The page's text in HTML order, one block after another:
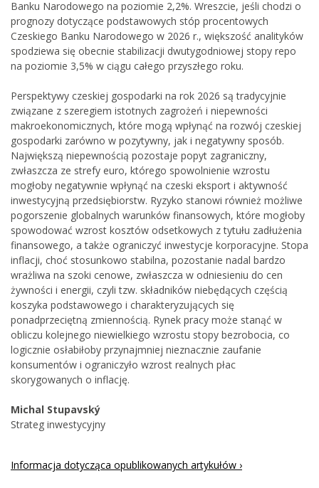
Banku Narodowego na poziomie 2,2%. Wreszcie, jeśli chodzi o
prognozy dotyczące podstawowych stóp procentowych
Czeskiego Banku Narodowego w 2026 r., większość analityków
spodziewa się obecnie stabilizacji dwutygodniowej stopy repo
na poziomie 3,5% w ciągu całego przyszłego roku.
Perspektywy czeskiej gospodarki na rok 2026 są tradycyjnie
związane z szeregiem istotnych zagrożeń i niepewności
makroekonomicznych, które mogą wpłynąć na rozwój czeskiej
gospodarki zarówno w pozytywny, jak i negatywny sposób.
Największą niepewnością pozostaje popyt zagraniczny,
zwłaszcza ze strefy euro, którego spowolnienie wzrostu
mogłoby negatywnie wpłynąć na czeski eksport i aktywność
inwestycyjną przedsiębiorstw. Ryzyko stanowi również możliwe
pogorszenie globalnych warunków finansowych, które mogłoby
spowodować wzrost kosztów odsetkowych z tytułu zadłużenia
finansowego, a także ograniczyć inwestycje korporacyjne. Stopa
inflacji, choć stosunkowo stabilna, pozostanie nadal bardzo
wrażliwa na szoki cenowe, zwłaszcza w odniesieniu do cen
żywności i energii, czyli tzw. składników niebędących częścią
koszyka podstawowego i charakteryzujących się
ponadprzeciętną zmiennością. Rynek pracy może stanąć w
obliczu kolejnego niewielkiego wzrostu stopy bezrobocia, co
logicznie osłabiłoby przynajmniej nieznacznie zaufanie
konsumentów i ograniczyło wzrost realnych płac
skorygowanych o inflację.
Michal Stupavský
Strateg inwestycyjny
Informacja dotycząca opublikowanych artykułów ›